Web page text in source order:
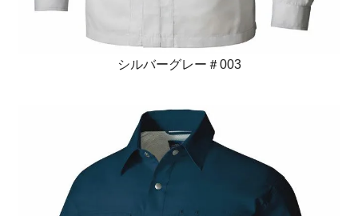
シルバーグレー＃003